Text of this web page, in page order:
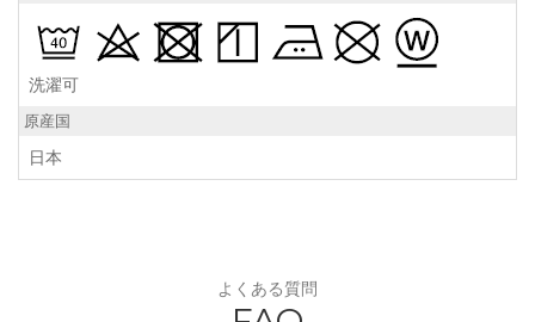
洗濯可
原産国
日本
よくある質問